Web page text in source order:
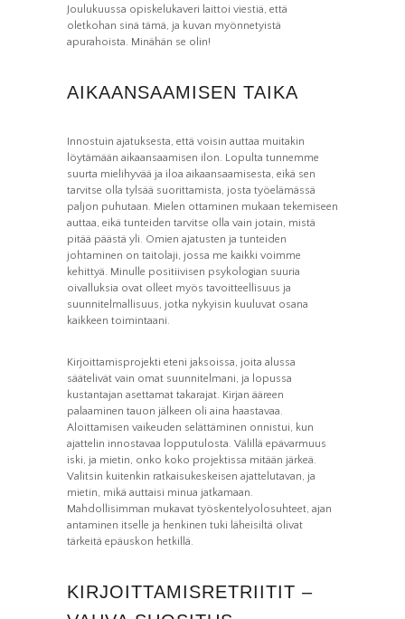
Joulukuussa opiskelukaveri laittoi viestiä, että
oletkohan sinä tämä, ja kuvan myönnetyistä
apurahoista. Minähän se olin!
AIKAANSAAMISEN TAIKA
Innostuin ajatuksesta, että voisin auttaa muitakin
löytämään aikaansaamisen ilon. Lopulta tunnemme
suurta mielihyvää ja iloa aikaansaamisesta, eikä sen
tarvitse olla tylsää suorittamista, josta työelämässä
paljon puhutaan. Mielen ottaminen mukaan tekemiseen
auttaa, eikä tunteiden tarvitse olla vain jotain, mistä
pitää päästä yli. Omien ajatusten ja tunteiden
johtaminen on taitolaji, jossa me kaikki voimme
kehittyä. Minulle positiivisen psykologian suuria
oivalluksia ovat olleet myös tavoitteellisuus ja
suunnitelmallisuus, jotka nykyisin kuuluvat osana
kaikkeen toimintaani.
Kirjoittamisprojekti eteni jaksoissa, joita alussa
säätelivät vain omat suunnitelmani, ja lopussa
kustantajan asettamat takarajat. Kirjan ääreen
palaaminen tauon jälkeen oli aina haastavaa.
Aloittamisen vaikeuden selättäminen onnistui, kun
ajattelin innostavaa lopputulosta. Välillä epävarmuus
iski, ja mietin, onko koko projektissa mitään järkeä.
Valitsin kuitenkin ratkaisukeskeisen ajattelutavan, ja
mietin, mikä auttaisi minua jatkamaan.
Mahdollisimman mukavat työskentelyolosuhteet, ajan
antaminen itselle ja henkinen tuki läheisiltä olivat
tärkeitä epäuskon hetkillä.
KIRJOITTAMISRETRIITIT –
Välttämättömät
Nämä evästeet
eivät ole
valinnaisia. Niitä
Voidaksemme
toiminnallisuutta
ja rakennetta
sen perusteella
kuinka sitä
käytetään.
Kokemus
Jotta sivustomme
mahdollisimman
hyvin vierailusi
toiminnallisuudesta
ei tule olemaan
käytettävissäsi
sivustolla.
Markkinointi
Jos jaat huomiosi
ja toimesi
sivustollamme, on
todennäköisempää
että näet sinulle
räätälöityjä
sisältöjä ja
tarjouksia.